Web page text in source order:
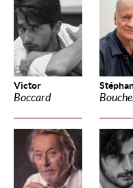
Victor
Boccard